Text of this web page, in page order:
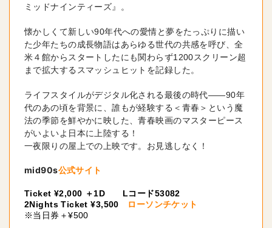
ミッドナインティーズ』。
懐かしくて新しい90年代への愛情と夢をたっぷりに描い
た少年たちの成長物語はあらゆる世代の共感を呼び、全
米４館からスタートしたにも関わらず1200スクリーン超
まで拡大するスマッシュヒットを記録した。
ライフスタイルがデジタル化される最後の時代――90年
代のあの頃を背景に、誰もが経験する＜青春＞という魔
法の季節を鮮やかに映した、青春映画のマスターピース
がいよいよ日本に上陸する！
一夜限りの屋上での上映です。お見逃しなく！
mid90s公式サイト
Ticket ¥2,000 ＋1D Lコード53082
2Nights Ticket ¥3,500
ローソンチケット
※当日券＋¥500